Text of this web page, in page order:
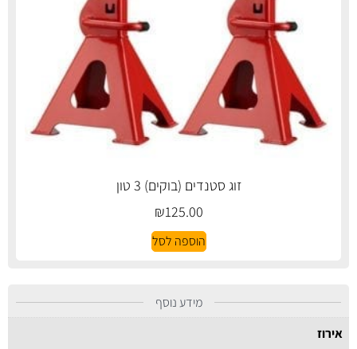
זוג סטנדים (בוקים) 3 טון
₪125.00
הוספה לסל
מידע נוסף
אירוז